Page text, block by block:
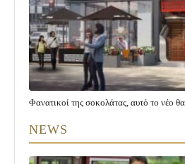
Φανατικοί της σοκολάτας, αυτό το νέο
NEWS